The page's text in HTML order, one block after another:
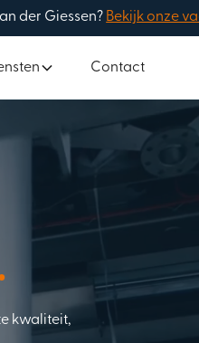
der Giessen? Bekijk onze
Contact
kwaliteit,